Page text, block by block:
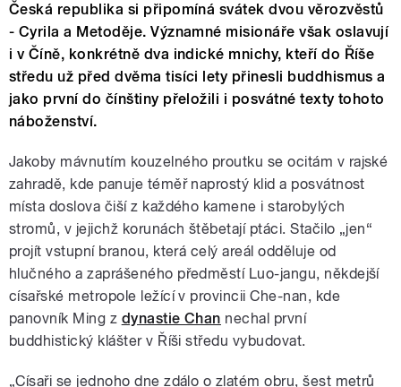
Česká republika si připomíná svátek dvou věrozvěstů
- Cyrila a Metoděje. Významné misionáře však oslavují
i v Číně, konkrétně dva indické mnichy, kteří do Říše
středu už před dvěma tisíci lety přinesli buddhismus a
jako první do čínštiny přeložili i posvátné texty tohoto
náboženství.
Jakoby mávnutím kouzelného proutku se ocitám v rajské
zahradě, kde panuje téměř naprostý klid a posvátnost
místa doslova čiší z každého kamene i starobylých
stromů, v jejichž korunách štěbetají ptáci. Stačilo „jen“
projít vstupní branou, která celý areál odděluje od
hlučného a zaprášeného předměstí Luo-jangu, někdejší
císařské metropole ležící v provincii Che-nan, kde
panovník Ming z dynastie Chan nechal první
buddhistický klášter v Říši středu vybudovat.
„Císaři se jednoho dne zdálo o zlatém obru, šest metrů